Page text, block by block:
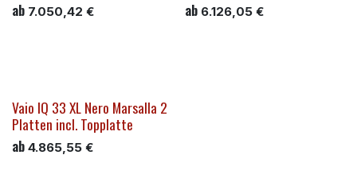
ab 7.050,42 € ab 6.126,05€
Vaio IQ 33 XL Nero Marsalla 2
Platten incl. Topplatte
ab 4.865,55 €